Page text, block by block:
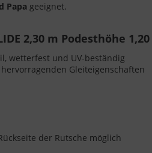
Papa geeignet.
2,30 m Podesthöhe
wetterfest und UV-beständig
Gleiteigenschaften
der Rutsche möglich